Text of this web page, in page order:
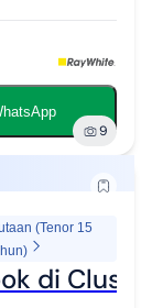
9
(Tenor 15
di